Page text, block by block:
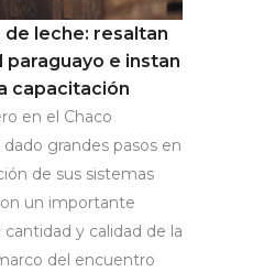
leche: resaltan
paraguayo e instan
capacitación
en el Chaco
grandes pasos en
de sus sistemas
un importante
y calidad de la
del encuentro